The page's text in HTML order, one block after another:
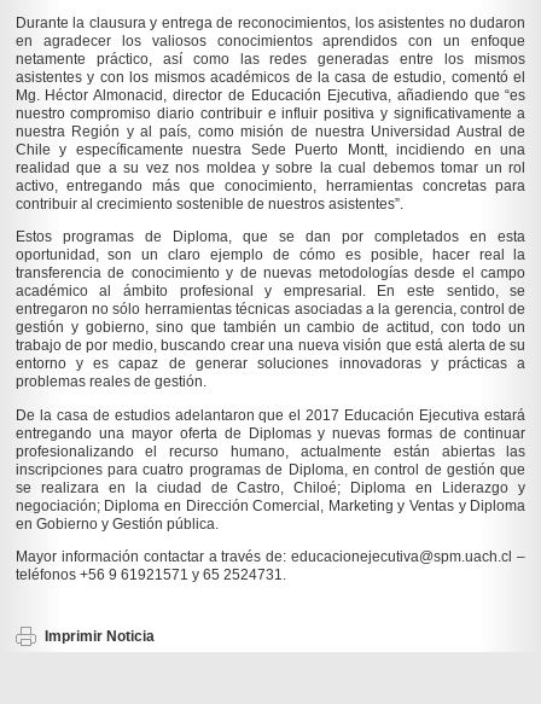
Durante la clausura y entrega de reconocimientos, los asistentes no dudaron
en agradecer los valiosos conocimientos aprendidos con un enfoque
netamente práctico, así como las redes generadas entre los mismos
asistentes y con los mismos académicos de la casa de estudio, comentó el
Mg. Héctor Almonacid, director de Educación Ejecutiva, añadiendo que “es
nuestro compromiso diario contribuir e influir positiva y significativamente a
nuestra Región y al país, como misión de nuestra Universidad Austral de
Chile y específicamente nuestra Sede Puerto Montt, incidiendo en una
realidad que a su vez nos moldea y sobre la cual debemos tomar un rol
activo, entregando más que conocimiento, herramientas concretas para
contribuir al crecimiento sostenible de nuestros asistentes”.
Estos programas de Diploma, que se dan por completados en esta
oportunidad, son un claro ejemplo de cómo es posible, hacer real la
transferencia de conocimiento y de nuevas metodologías desde el campo
académico al ámbito profesional y empresarial. En este sentido, se
entregaron no sólo herramientas técnicas asociadas a la gerencia, control de
gestión y gobierno, sino que también un cambio de actitud, con todo un
trabajo de por medio, buscando crear una nueva visión que está alerta de su
entorno y es capaz de generar soluciones innovadoras y prácticas a
problemas reales de gestión.
De la casa de estudios adelantaron que el 2017 Educación Ejecutiva estará
entregando una mayor oferta de Diplomas y nuevas formas de continuar
profesionalizando el recurso humano, actualmente están abiertas las
inscripciones para cuatro programas de Diploma, en control de gestión que
se realizara en la ciudad de Castro, Chiloé; Diploma en Liderazgo y
negociación; Diploma en Dirección Comercial, Marketing y Ventas y Diploma
en Gobierno y Gestión pública.
Mayor información contactar a través de: educacionejecutiva@spm.uach.cl –
teléfonos +56 9 61921571 y 65 2524731.
Imprimir Noticia